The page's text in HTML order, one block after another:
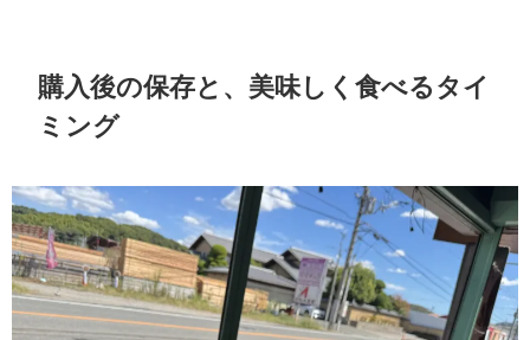
購入後の保存と、美味しく食べるタイ
ミング